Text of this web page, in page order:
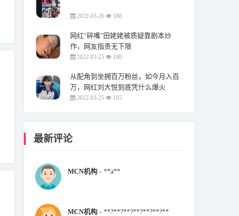
2022-03-26 188
网红“碎嘴”田姥姥被质疑靠剧本炒
作，网友指责无下限
2022-03-25 180
从配角到坐拥百万粉丝，如今月入百
万，网红刘大悦到底凭什么爆火
2022-03-25 165
最新评论
MCN机构 - **a**
MCN机构 - **?**?**?**?**?**?**